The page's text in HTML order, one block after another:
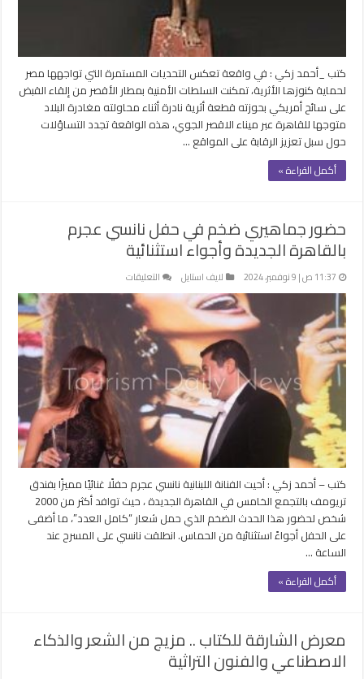
كتب _أحمد زكي : في واقعة تعكس التحديات المستمرة التي تواجهها مصر
لحماية كنوزها الأثرية، تمكنت السلطات الأمنية بمطار الأقصر من إلقاء القبض
على سائح أمريكي بحوزته قطعة أثرية نادرة أثناء محاولته مغادرة البلاد
متوجها للقاهرة عبر ميناء الاقصر الجوي، هذه الواقعة تجدد التساؤلات
حول سبل تعزيز الرقابة على المواقع …
أكمل القراءة »
حضور جماهيري ضخم في حفل نانسي عجرم
بالقاهرة الجديدة وأجواء استثنائية
11:37 ص | 9 نوفمبر، 2024 لايف استايل التعليقات
حضور
حفل
نانسي
عجرم
بالقاهرة
الجديدة
وأجواء
استثنائية
مغلقة
كتب – أحمد زكي : أحيت الفنانة اللبنانية نانسي عجرم حفلًا غنائيًا مميزًا بفندق
تريومف بالتجمع الخامس في القاهرة الجديدة ، حيث توافد أكثر من 2000
شخص لحضور هذا الحدث الضخم الذي حمل شعار “كامل العدد”، ما أضفى
على الحفل أجواءً استثنائية من الحماس. انطلقت نانسي على المسرح عند
الساعة …
أكمل القراءة »
معرض الشارقة للكتاب .. مزيج من الشعر والذكاء
الاصطناعي والفنون التراثية